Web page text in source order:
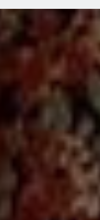
2 чел. / 1 час
4 чел. / 1 час